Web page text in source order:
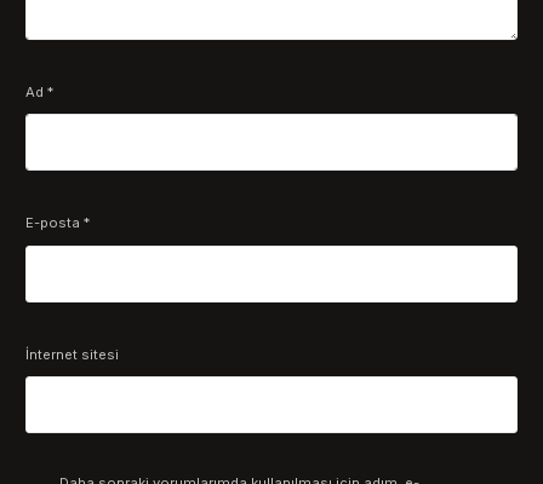
Ad*
E-posta*
İnternet sitesi